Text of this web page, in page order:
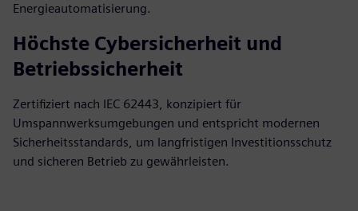
Energieautomatisierung.
Höchste Cybersicherheit und
Betriebssicherheit
Zertifiziert nach IEC 62443, konzipiert für
Umspannwerksumgebungen und entspricht modernen
Sicherheitsstandards, um langfristigen Investitionsschutz
und sicheren Betrieb zu gewährleisten.